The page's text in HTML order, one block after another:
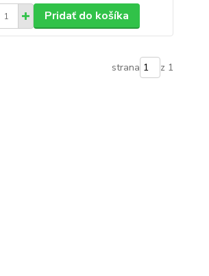
Pridať do košíka
strana z 1